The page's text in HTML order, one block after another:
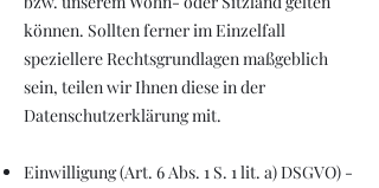
können. Sollten ferner im Einzelfall
speziellere Rechtsgrundlagen maßgeblich
sein, teilen wir Ihnen diese in der
Datenschutzerklärung mit.
Einwilligung (Art. 6 Abs. 1 S. 1 lit. a) DSGVO) -